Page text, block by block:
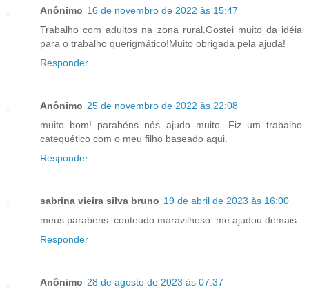
Anônimo 16 de novembro de 2022 às 15:47
Trabalho com adultos na zona rural.Gostei muito da idéia
para o trabalho querigmático!Muito obrigada pela ajuda!
Responder
Anônimo 25 de novembro de 2022 às 22:08
muito bom! parabéns nós ajudo muito. Fiz um trabalho
catequético com o meu filho baseado aqui.
Responder
sabrina vieira silva bruno 19 de abril de 2023 às 16:00
meus parabens. conteudo maravilhoso. me ajudou demais.
Responder
Anônimo 28 de agosto de 2023 às 07:37